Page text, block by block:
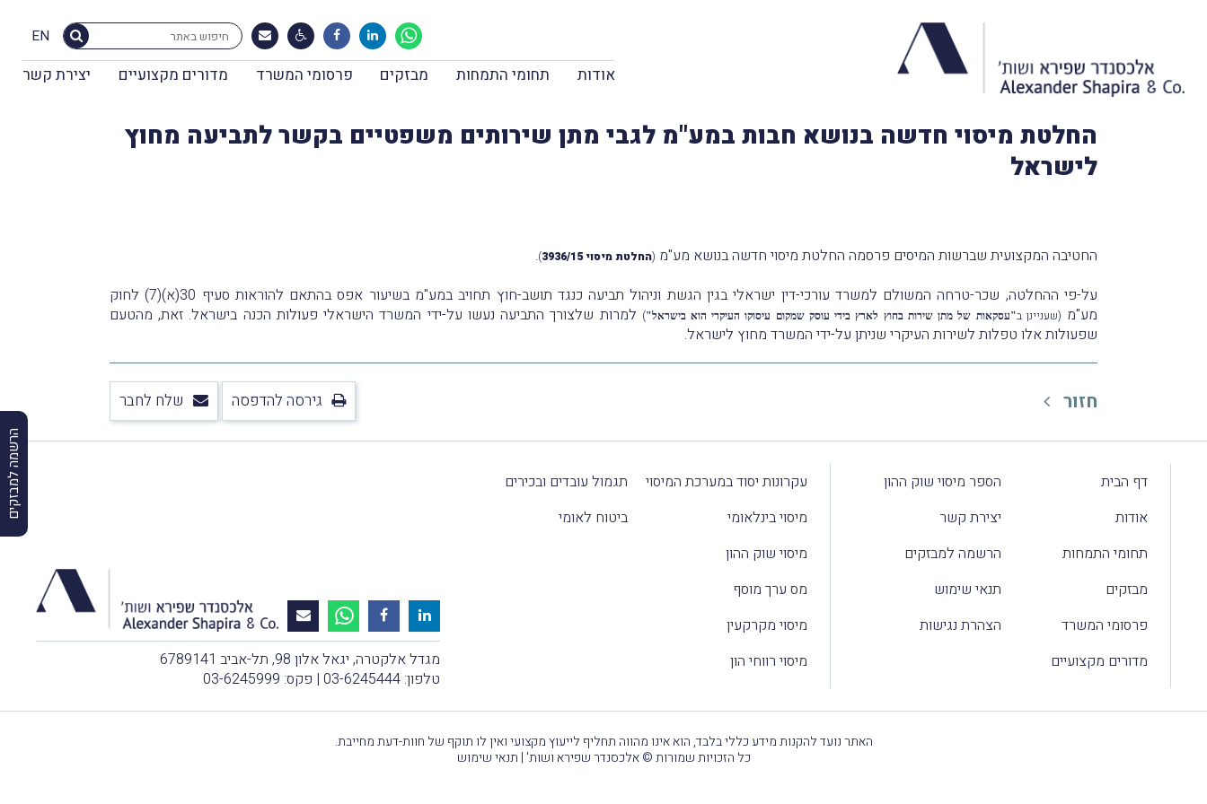
EN
אודות תחומי התמחות מבזקים פרסומי המשרד מדורים מקצועיים יצירת קשר
הרשמה למבזקים
החלטת מיסוי חדשה בנושא חבות במע"מ לגבי מתן שירותים משפטיים בקשר לתביעה מחוץ
לישראל
החטיבה המקצועית שברשות המיסים פרסמה החלטת מיסוי חדשה בנושא מע"מ (החלטת מיסוי 3936/15 )
.
על-פי ההחלטה, שכר-טרחה המשולם למשרד עורכי-דין ישראלי בגין הגשת וניהול תביעה כנגד תושב-חוץ
תחויב במע"מ בשיעור אפס בהתאם להוראות סעיף 30(א)(7) לחוק
מע"מ (שעניינן ב"עסקאות של מתן שירות בחוץ לארץ בידי עוסק שמקום עיסוקו העיקרי הוא בישראל") למרות שלצורך התביעה נעשו על-ידי המשרד הישראלי פעולות הכנה בישראל. זאת, מהטעם
שפעולות אלו טפלות לשירות העיקרי שניתן על-ידי המשרד מחוץ לישראל.
חזור גירסה להדפסה שלח לחבר
דף הבית
אודות
תחומי התמחות
מבזקים
פרסומי המשרד
מדורים מקצועיים
הספר מיסוי שוק ההון
יצירת קשר
הרשמה למבזקים
תנאי שימוש
הצהרת נגישות
עקרונות יסוד במערכת המיסוי
מיסוי בינלאומי
מיסוי שוק ההון
מס ערך מוסף
מיסוי מקרקעין
מיסוי רווחי הון
תגמול עובדים ובכירים
ביטוח לאומי
מגדל אלקטרה, יגאל אלון 98, תל-אביב 6789141
טלפון: 03-6245444 | פקס: 03-6245999
האתר נועד להקנות מידע כללי בלבד, הוא אינו מהווה תחליף לייעוץ מקצועי ואין לו תוקף של חוות-דעת מחייבת.
כל הזכויות שמורות © אלכסנדר שפירא ושות' | תנאי שימוש